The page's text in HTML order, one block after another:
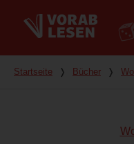
Du bist hier
Startseite ❭ Bücher ❭